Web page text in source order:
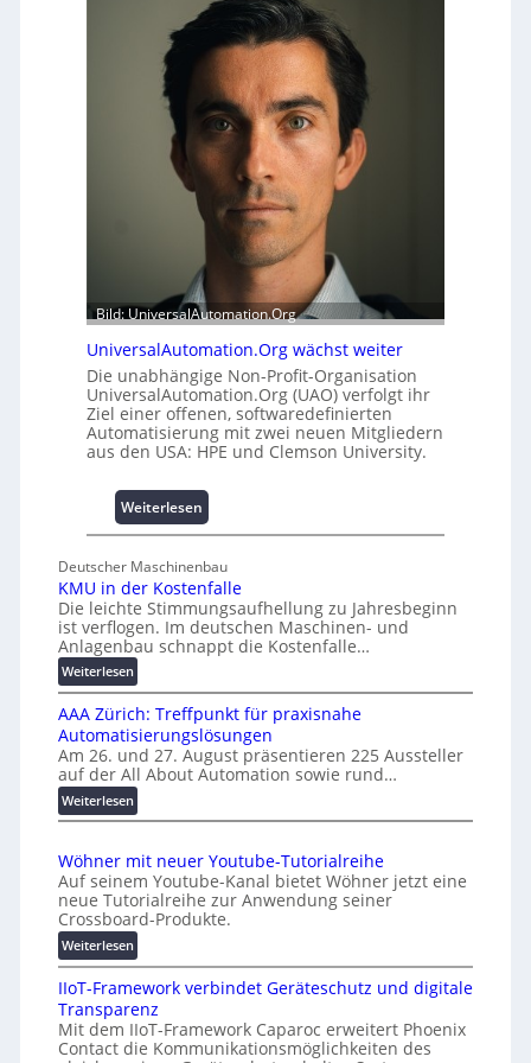
h
t
a
t
b
a
u
h
e
m
m
n
i
s
e
c
h
a
f
f
e
m
d
u
l
e
i
0
u
n
d
4
0
A
Bild: UniversalAutomation.Org
UniversalAutomation.Org wächst weiter
Die unabhängige Non-Profit-Organisation
UniversalAutomation.Org (UAO) verfolgt ihr
Ziel einer offenen, softwaredefinierten
Automatisierung mit zwei neuen Mitgliedern
aus den USA: HPE und Clemson University.
Weiterlesen:
U
i
v
e
r
l
A
u
t
m
t
i
o
O
g
w
Deutscher Maschinenbau
KMU in der Kostenfalle
Die leichte Stimmungsaufhellung zu Jahresbeginn
ist verflogen. Im deutschen Maschinen- und
Anlagenbau schnappt die Kostenfalle…
Weiterlesen:
K
M
U
i
n
d
e
K
o
s
t
e
n
f
a
l
l
AAA Zürich: Treffpunkt für praxisnahe
Automatisierungslösungen
Am 26. und 27. August präsentieren 225 Aussteller
auf der All About Automation sowie rund…
Weiterlesen:
A
A
Z
ü
r
i
c
h
:
T
r
Wöhner mit neuer Youtube-Tutorialreihe
Auf seinem Youtube-Kanal bietet Wöhner jetzt eine
neue Tutorialreihe zur Anwendung seiner
Crossboard-Produkte.
Weiterlesen:
W
ö
h
n
e
IIoT-Framework verbindet Geräteschutz und digitale
Transparenz
Mit dem IIoT-Framework Caparoc erweitert Phoenix
Contact die Kommunikationsmöglichkeiten des